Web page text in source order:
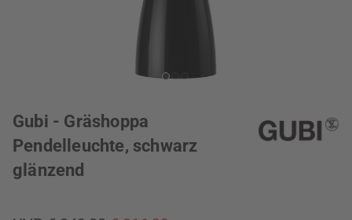
Gubi - Gräshoppa
Pendelleuchte, schwarz
glänzend